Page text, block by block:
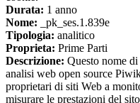
Durata: 1 anno
Nome: _pk_ses.1.839e
Tipologia: analitico
Proprieta: Prime Parti
Descrizione: Questo nome
analisi web open source
proprietari di siti Web a
misurare le prestazioni del